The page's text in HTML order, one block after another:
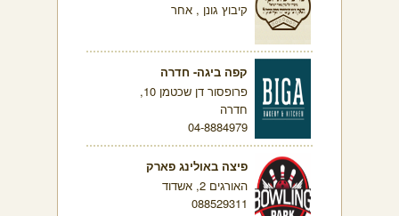
קיבוץ גונן , אחר
קפה ביגה- חדרה
פרופסור דן שכטמן 10,
חדרה
04-8884979
פיצה באולינג פארק
האורגים 2, אשדוד
088529311